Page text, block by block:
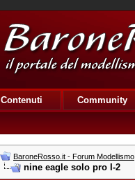
Contenuti Community
BaroneRosso.it - Forum Modellismo
nine eagle solo pro I-2